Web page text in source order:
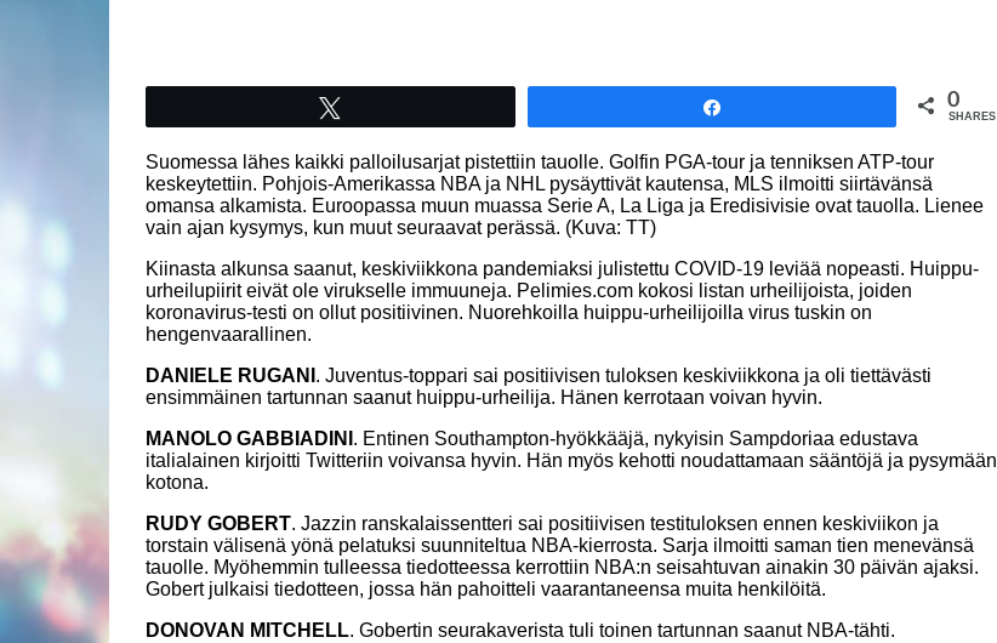
0
SHARES
Suomessa lähes kaikki palloilusarjat pistettiin tauolle. Golfin PGA-tour ja tenniksen ATP-tour
keskeytettiin. Pohjois-Amerikassa NBA ja NHL pysäyttivät kautensa, MLS ilmoitti siirtävänsä
omansa alkamista. Euroopassa muun muassa Serie A, La Liga ja Eredisivisie ovat tauolla. Lienee
vain ajan kysymys, kun muut seuraavat perässä. (Kuva: TT)
Kiinasta alkunsa saanut, keskiviikkona pandemiaksi julistettu COVID-19 leviää nopeasti. Huippu-
urheilupiirit eivät ole virukselle immuuneja. Pelimies.com kokosi listan urheilijoista, joiden
koronavirus-testi on ollut positiivinen. Nuorehkoilla huippu-urheilijoilla virus tuskin on
hengenvaarallinen.
DANIELE RUGANI . Juventus-toppari sai positiivisen tuloksen keskiviikkona ja oli tiettävästi
ensimmäinen tartunnan saanut huippu-urheilija. Hänen kerrotaan voivan hyvin.
MANOLO GABBIADINI . Entinen Southampton-hyökkääjä, nykyisin Sampdoriaa edustava
italialainen kirjoitti Twitteriin voivansa hyvin. Hän myös kehotti noudattamaan sääntöjä ja pysymään
kotona.
RUDY GOBERT. Jazzin ranskalaissentteri sai positiivisen testituloksen ennen keskiviikon ja
torstain välisenä yönä pelatuksi suunniteltua NBA-kierrosta. Sarja ilmoitti saman tien menevänsä
tauolle. Myöhemmin tulleessa tiedotteessa kerrottiin NBA:n seisahtuvan ainakin 30 päivän ajaksi.
Gobert julkaisi tiedotteen, jossa hän pahoitteli vaarantaneensa muita henkilöitä.
DONOVAN MITCHELL. Gobertin seurakaverista tuli toinen tartunnan saanut NBA-tähti.